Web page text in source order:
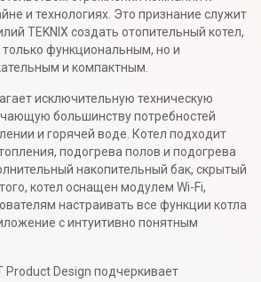
и технологиях. Это признание служит
TEKNIX создать отопительный котел,
только функциональным, но и
и компактным.
исключительную техническую
большинству потребностей
и горячей воде. Котел подходит
подогрева полов и подогрева
накопительный бак, скрытый
котел оснащен модулем Wi-Fi,
настраивать все функции котла
с интуитивно понятным
Product Design подчеркивает